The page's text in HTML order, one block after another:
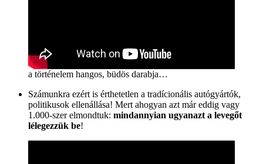
a történelem hangos, büdös darabja…
Számunkra ezért is érthetetlen a tradícionális autógyártók,
politikusok ellenállása! Mert ahogyan azt már eddig vagy
1.000-szer elmondtuk: mindannyian ugyanazt a levegőt
lélegezzük be!